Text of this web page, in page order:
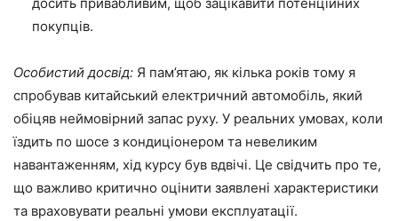
покупців.
Особистий досвід: Я пам’ятаю, як кілька років тому я
спробував китайський електричний автомобіль, який
обіцяв неймовірний запас руху. У реальних умовах, коли
їздить по шосе з кондиціонером та невеликим
навантаженням, хід курсу був вдвічі. Це свідчить про те,
що важливо критично оцінити заявлені характеристики
та враховувати реальні умови експлуатації.